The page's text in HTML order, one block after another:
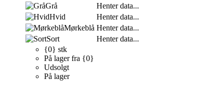
Grå
Henter data...
Hvid
Henter data...
Mørkeblå Henter data...
Sort
Henter data...
{0} stk
På lager fra {0}
Udsolgt
På lager